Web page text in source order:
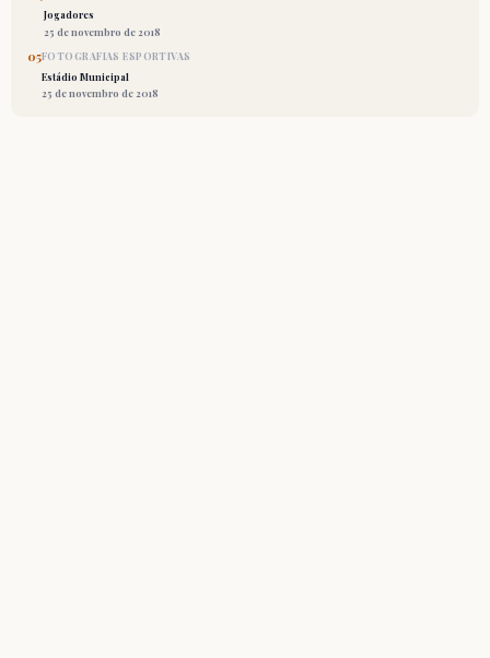
Jogadores
25 de novembro de 2018
05FOTOGRAFIAS ESPORTIVAS
Estádio Municipal
25 de novembro de 2018